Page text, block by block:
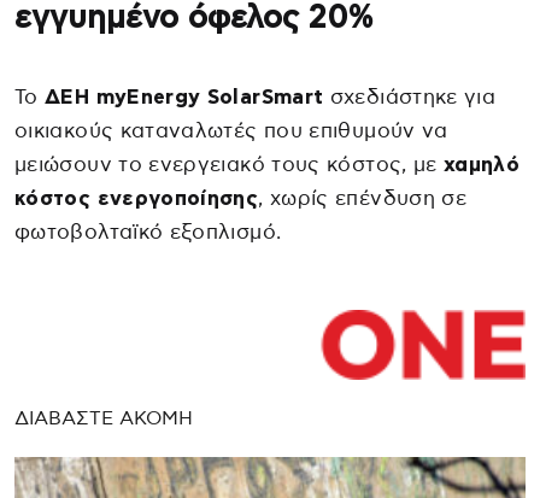
εγγυημένο όφελος 20%
ΤοΔΕΗ myEnergy SolarSmart σχεδιάστηκε για
οικιακούς καταναλωτές που επιθυμούν να
μειώσουν το ενεργειακό τους κόστος, μεχαμηλό
κόστος ενεργοποίησης, χωρίς επένδυση σε
φωτοβολταϊκό εξοπλισμό.
ΔΙΑΒΑΣΤΕ ΑΚΟΜΗ